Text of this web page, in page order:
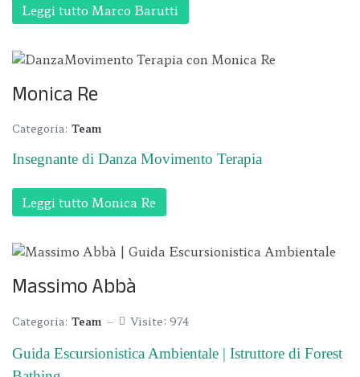
Leggi tutto Marco Barutti
Monica Re
Categoria: Team
Insegnante di Danza Movimento Terapia
Leggi tutto Monica Re
Massimo Abbà
Categoria: Team Visite: 974
Guida Escursionistica Ambientale | Istruttore di Forest